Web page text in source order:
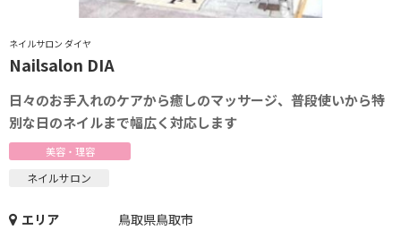
ネイルサロン ダイヤ
Nailsalon DIA
日々のお手入れのケアから癒しのマッサージ、普段使いから特
別な日のネイルまで幅広く対応します
美容・理容
ネイルサロン
エリア
鳥取県鳥取市